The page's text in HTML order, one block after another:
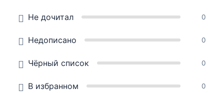
Не дочитал 0
Недописано 0
Чёрный список 0
В избранном 0